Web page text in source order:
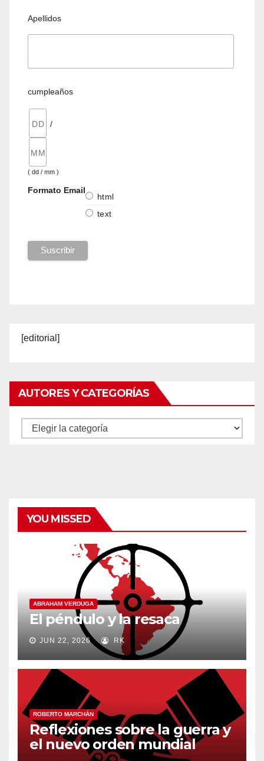
Apellidos
cumpleaños
/
( dd / mm )
Formato Email
html
text
[editorial]
AUTORES Y CATEGORÍAS
Autores
YOU MISSED
ABRAHAM VERDUGA
El péndulo y la resaca
JUN 22, 2026 RK
ROBERTO MARCHÁN
Reflexiones sobre la guerra y
el nuevo orden mundial